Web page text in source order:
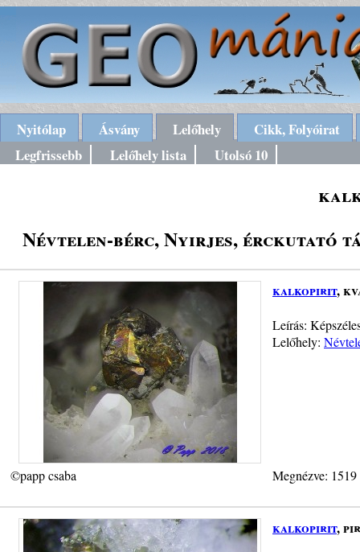
Nyitólap Ásvány Lelőhely
Cikk, Folyóirat
Legfrissebb
Lelőhely lista Utolsó 10
Névtelen-bérc, Nyirjes, érckutató
kalkopirit,
Leírás:
Lelőhely:
©papp csaba Megnézve:
kalkopirit,